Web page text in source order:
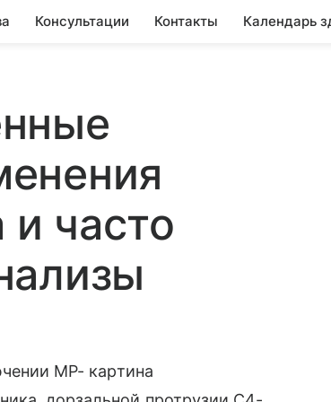
Консультации Контакты Календарь
часто
МР- картина